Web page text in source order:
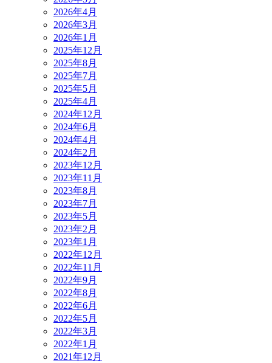
2026年4月
2026年3月
2026年1月
2025年12月
2025年8月
2025年7月
2025年5月
2025年4月
2024年12月
2024年6月
2024年4月
2024年2月
2023年12月
2023年11月
2023年8月
2023年7月
2023年5月
2023年2月
2023年1月
2022年12月
2022年11月
2022年9月
2022年8月
2022年6月
2022年5月
2022年3月
2022年1月
2021年12月